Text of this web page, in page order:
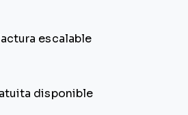
escalable
disponible